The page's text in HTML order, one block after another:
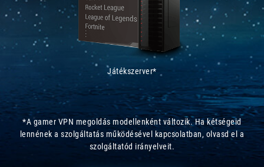
Játékszerver*
*A gamer VPN megoldás modellenként változik. Ha kétségeid
lennének a szolgáltatás működésével kapcsolatban, olvasd el a
szolgáltatód irányelveit.